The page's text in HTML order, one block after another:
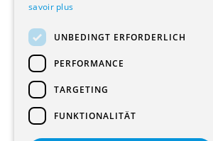
Medizinische Einrichtungen
Kultur - Sport - Freizeit
Industrie - Handwerk
Transport und Parkplätze
Diverse Bauten
savoir plus
UNBEDINGT ERFORDERLICH
PERFORMANCE
TARGETING
FUNKTIONALITÄT